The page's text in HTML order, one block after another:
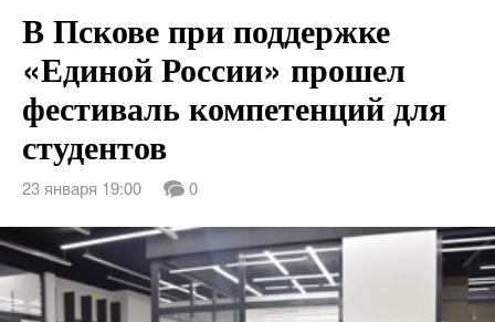
В Пскове при поддержке
«Единой России» прошел
фестиваль компетенций для
студентов
23 января 19:00 0